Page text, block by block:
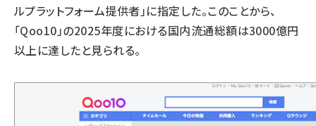
ルプラットフォーム提供者」に指定した。このことから、
「Qoo10」の2025年度における国内流通総額は3000億円
以上に達したと見られる。